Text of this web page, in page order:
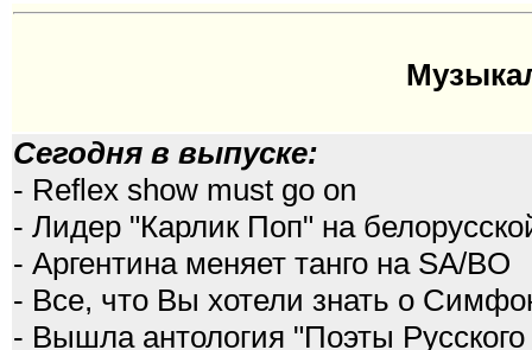
Сегодня в выпуске:
- Reflex show must go on
- Лидер "Карлик Поп" на
- Аргентина меняет танго на SA/BO
- Все, что Вы хотели знать о
- Вышла антология "Поэты Русского